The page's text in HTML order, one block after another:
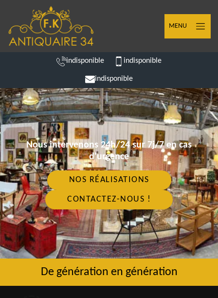
MENU
indisponible indisponible
indisponible
Nous intervenons 24h/24 sur 7j/7 en cas
d'urgence
NOS RÉALISATIONS
CONTACTEZ-NOUS !
De génération en génération